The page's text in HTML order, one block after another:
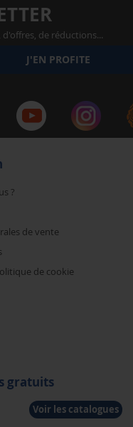
de réductions...
?
de vente
de cookie
gratuits
Voir les catalogues